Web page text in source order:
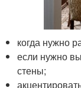
когда нужно
если нужно
стены;